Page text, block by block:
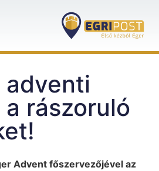
adventi
rászoruló
Advent főszervezőjével az